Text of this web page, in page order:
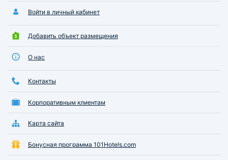
Войти в личный кабинет
Добавить объект размещения
О нас
Контакты
Корпоративным клиентам
Карта сайта
Бонусная программа 101Hotels.com